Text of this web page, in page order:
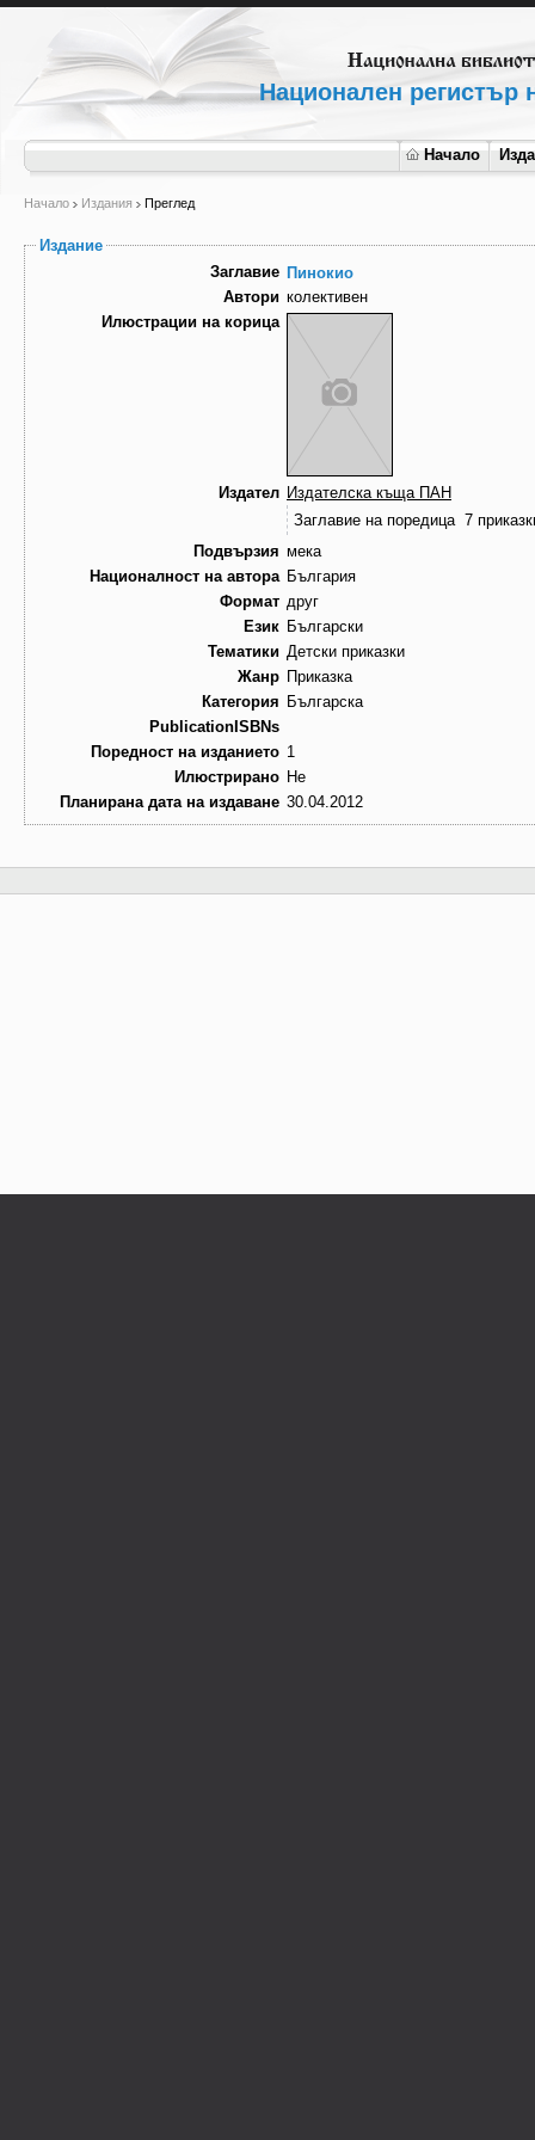
Национален регистър
Начало
Начало Издания Преглед
Издание
Заглавие Пинокио
Автори колективен
Илюстрации на корица
Издател Издателска къща ПАН
Заглавие на поредица 7
Подвързия мека
Националност на автора България
Формат друг
Език Български
Тематики Детски приказки
Жанр Приказка
Категория Българска
PublicationISBNs
Поредност на изданието 1
Илюстрирано Не
Планирана дата на издаване 30.04.2012